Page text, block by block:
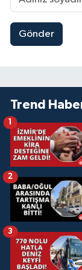
Gönder
Trend
2
3